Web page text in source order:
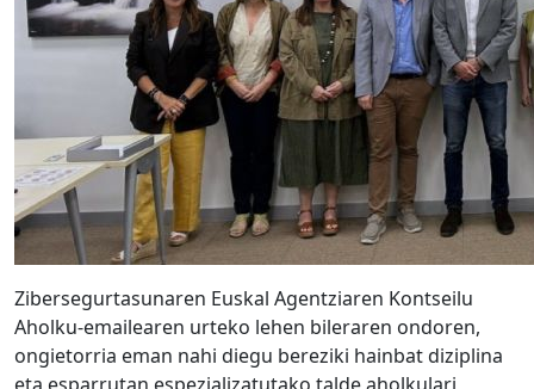
Zibersegurtasunaren Euskal Agentziaren Kontseilu
Aholku-emailearen urteko lehen bileraren ondoren,
ongietorria eman nahi diegu bereziki hainbat diziplina